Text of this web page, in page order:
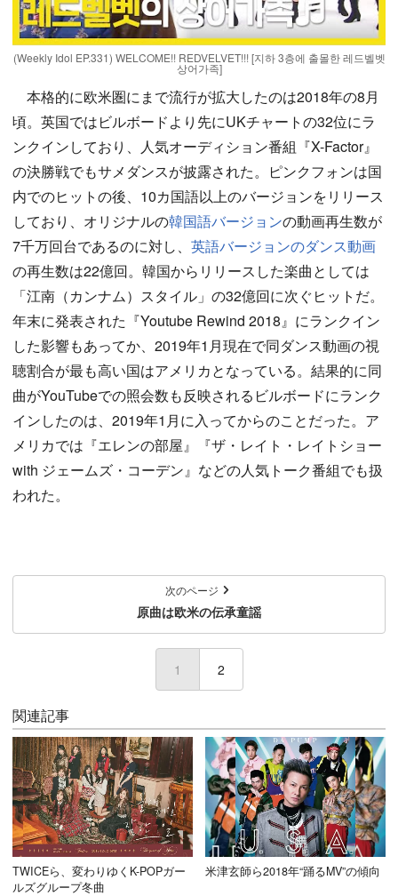
(Weekly Idol EP.331) WELCOME!! REDVELVET!!! [지하 3층에 출몰한 레드벨벳
상어가족]
本格的に欧米圏にまで流行が拡大したのは2018年の8月
頃。英国ではビルボードより先にUKチャートの32位にラ
ンクインしており、人気オーディション番組『X-Factor』
の決勝戦でもサメダンスが披露された。ピンクフォンは国
内でのヒットの後、10カ国語以上のバージョンをリリース
しており、オリジナルの韓国語バージョンの動画再生数が
7千万回台であるのに対し、 英語バージョンのダンス動画
の再生数は22億回。韓国からリリースした楽曲としては
「江南（カンナム）スタイル」の32億回に次ぐヒットだ。
年末に発表された『Youtube Rewind 2018』にランクイン
した影響もあってか、2019年1月現在で同ダンス動画の視
聴割合が最も高い国はアメリカとなっている。結果的に同
曲がYouTubeでの照会数も反映されるビルボードにランク
インしたのは、2019年1月に入ってからのことだった。ア
メリカでは『エレンの部屋』『ザ・レイト・レイトショー
with ジェームズ・コーデン』などの人気トーク番組でも扱
われた。
次のページ
原曲は欧米の伝承童謡
1 (current)
2
関連記事
TWICEら、変わりゆくK-POPガー
ルズグループ冬曲
米津玄師ら2018年“踊るMV”の傾向